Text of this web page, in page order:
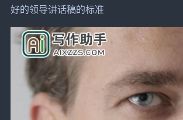
好的领导讲话稿的标准